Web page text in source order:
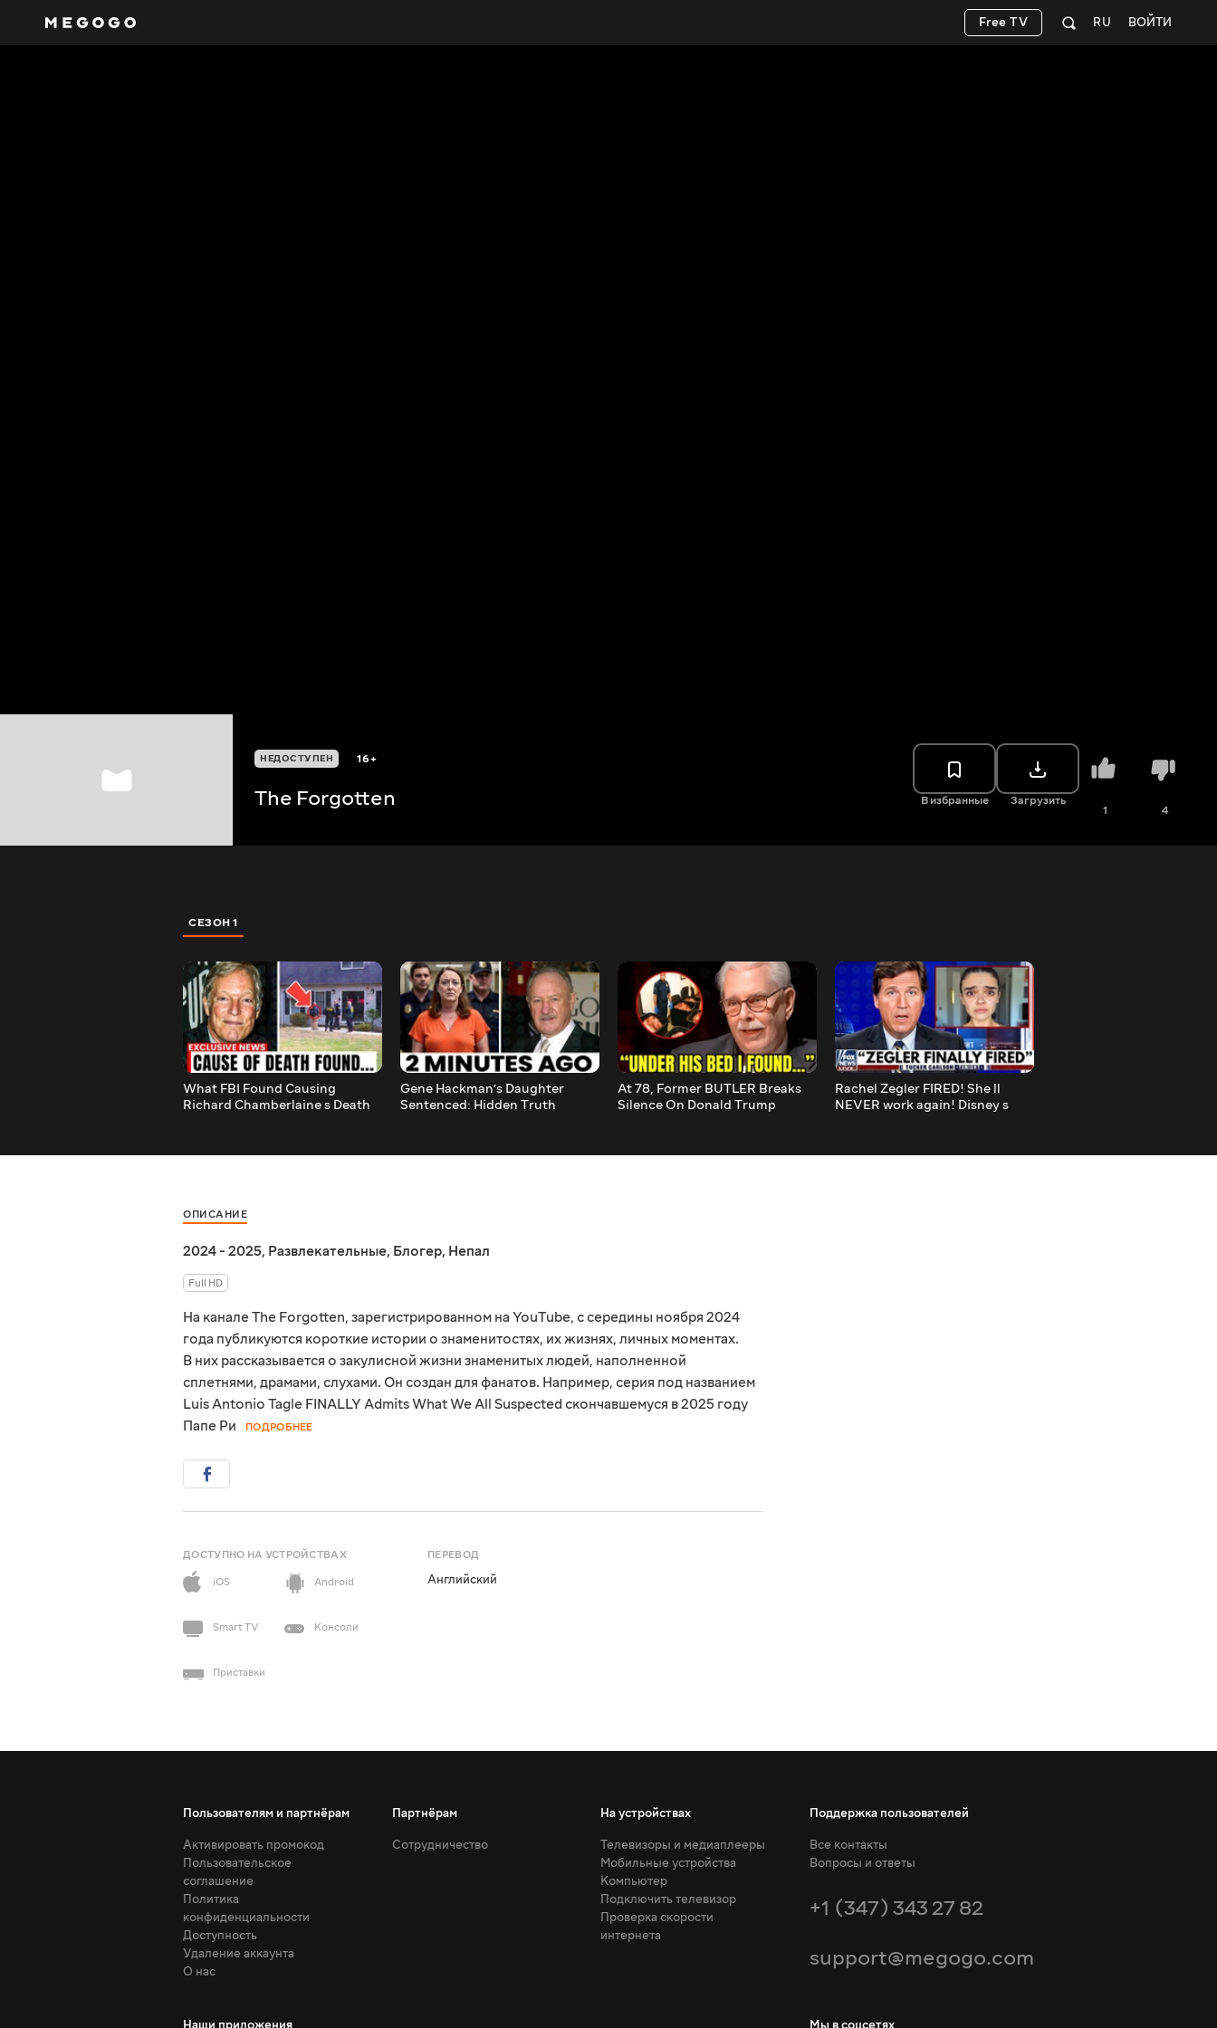
ВОЙТИ
RU
Free TV
НЕДОСТУПЕН 16+
The Forgotten В избранные Загрузить
1 4
СЕЗОН 1
What FBI Found Causing
Richard Chamberlaine s Death
Gene Hackman’s Daughter
Sentenced: Hidden Truth
At 78, Former BUTLER Breaks
Silence On Donald Trump
Rachel Zegler FIRED! She ll
NEVER work again! Disney s
ОПИСАНИЕ
2024 - 2025, Развлекательные, Блогер, Непал
Full HD
На канале The Forgotten, зарегистрированном на YouTube, с середины ноября 2024
года публикуются короткие истории о знаменитостях, их жизнях, личных моментах.
В них рассказывается о закулисной жизни знаменитых людей, наполненной
сплетнями, драмами, слухами. Он создан для фанатов. Например, серия под названием
Luis Antonio Tagle FINALLY Admits What We All Suspected скончавшемуся в 2025 году
Папе Ри
ПОДРОБНЕЕ
ДОСТУПНО НА УСТРОЙСТВАХ
iOS
Android
Smart TV Консоли
Приставки
ПЕРЕВОД
Английский
Пользователям и партнёрам
Активировать промокод
Пользовательское
соглашение
Политика
конфиденциальности
Доступность
Удаление аккаунта
О нас
Партнёрам
Сотрудничество
На устройствах
Телевизоры и медиаплееры
Мобильные устройства
Компьютер
Подключить телевизор
Проверка скорости
интернета
Поддержка пользователей
Все контакты
Вопросы и ответы
+1 (347) 343 27 82
support@megogo.com